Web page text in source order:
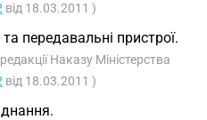
від 18.03.2011 )
передавальні пристрої.
Наказу Міністерства
від 18.03.2011 )